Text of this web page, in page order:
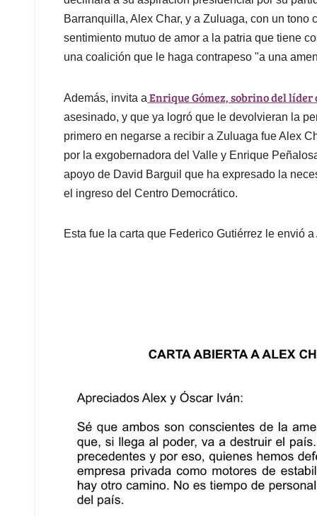
Barranquilla, Alex Char, y a Zuluaga, con un tono
sentimiento mutuo de amor a la patria que tiene
una coalición que le haga contrapeso "a una
Además, invita a Enrique Gómez, sobrino del
asesinado, y que ya logró que le devolvieran la
primero en negarse a recibir a Zuluaga fue Alex
por la exgobernadora del Valle y Enrique
apoyo de David Barguil que ha expresado la
el ingreso del Centro Democrático.
Esta fue la carta que Federico Gutiérrez le envió